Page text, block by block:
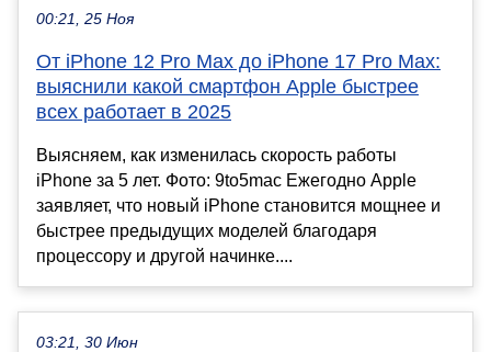
00:21, 25 Ноя
От iPhone 12 Pro Max до iPhone 17 Pro Max:
выяснили какой смартфон Apple быстрее
всех работает в 2025
Выясняем, как изменилась скорость работы
iPhone за 5 лет. Фото: 9to5mac Ежегодно Apple
заявляет, что новый iPhone становится мощнее и
быстрее предыдущих моделей благодаря
процессору и другой начинке....
03:21, 30 Июн